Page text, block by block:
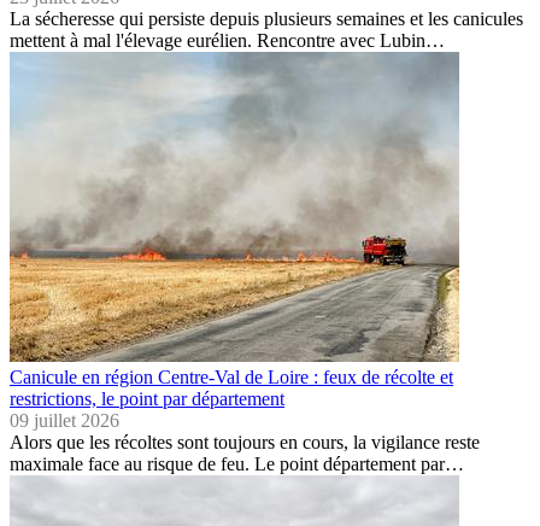
La sécheresse qui persiste depuis plusieurs semaines et les canicules
mettent à mal l'élevage eurélien. Rencontre avec Lubin…
Canicule en région Centre-Val de Loire : feux de récolte et
restrictions, le point par département
09 juillet 2026
Alors que les récoltes sont toujours en cours, la vigilance reste
maximale face au risque de feu. Le point département par…